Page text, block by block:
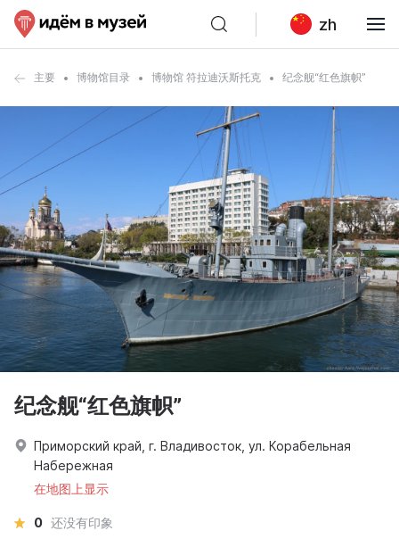
zh
主要 博物馆目录 博物馆 符拉迪沃斯托克 纪念舰“红色旗帜”
纪念舰“红色旗帜”
Приморский край, г. Владивосток, ул. Корабельная
Набережная
在地图上显示
0 还没有印象